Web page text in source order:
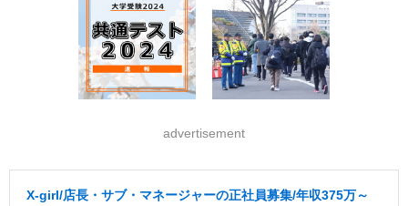
advertisement
X-girl/店長・サブ・マネージャーの正社員募集/年収375万～